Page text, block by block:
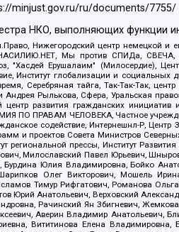
minjust.gov.ru/ru/documents/7755/
НКО, выполняющих функции
Нижегородский центр немецкой и
Мы против СПИДа, СВЕЧА,
"Хасдей Ерушалаим" (Милосердие),
Институт глобализации и
Серебряная тайга, Так-Так-Так,
Андрея Рылькова, Сфера, Уральская
центр развития гражданских
ПО ПРАВАМ ЧЕЛОВЕКА, Частное
содействие, Интернешнл-Р,
и проектов Совета Министров
региональной прессы, Институт
Милославский Павел Юрьевич,
Бурдина Юлия Владимировна, Бойко
Олег Викторович, Мошель
Тимур Рифгатович, Романова
Юрий Анатольевич, Верховский
Рачинский Ян Збигневич,
Аверин Владимир Анатольевич,
Вититинова Елена Владимировна,